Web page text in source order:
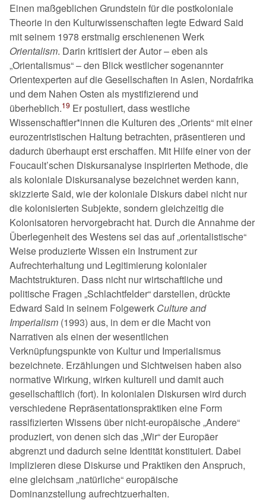
Einen maßgeblichen Grundstein für die postkoloniale
Theorie in den Kulturwissenschaften legte Edward Said
mit seinem 1978 erstmalig erschienenen Werk
Orientalism. Darin kritisiert der Autor – eben als
Orientalismus – den Blick westlicher sogenannter
Orientexperten auf die Gesellschaften in Asien, Nordafrika
und dem Nahen Osten als mystifizierend und
überheblich.19 Er postuliert, dass westliche
Wissenschaftler*innen die Kulturen des Orients mit einer
eurozentristischen Haltung betrachten, präsentieren und
dadurch überhaupt erst erschaffen. Mit Hilfe einer von der
Foucault’schen Diskursanalyse inspirierten Methode, die
als koloniale Diskursanalyse bezeichnet werden kann,
skizzierte Said, wie der koloniale Diskurs dabei nicht nur
die kolonisierten Subjekte, sondern gleichzeitig die
Kolonisatoren hervorgebracht hat. Durch die Annahme der
Überlegenheit des Westens sei das auf orientalistische
Weise produzierte Wissen ein Instrument zur
Aufrechterhaltung und Legitimierung kolonialer
Machtstrukturen. Dass nicht nur wirtschaftliche und
politische Fragen Schlachtfelder darstellen, drückte
Edward Said in seinem Folgewerk Culture and
Imperialism (1993) aus, in dem er die Macht von
Narrativen als einen der wesentlichen
Verknüpfungspunkte von Kultur und Imperialismus
bezeichnete. Erzählungen und Sichtweisen haben also
normative Wirkung, wirken kulturell und damit auch
gesellschaftlich (fort). In kolonialen Diskursen wird durch
verschiedene Repräsentationspraktiken eine Form
rassifizierten Wissens über nicht-europäische Andere
produziert, von denen sich das Wir der Europäer
abgrenzt und dadurch seine Identität konstituiert. Dabei
implizieren diese Diskurse und Praktiken den Anspruch,
eine gleichsam natürliche europäische
Dominanzstellung aufrechtzuerhalten.